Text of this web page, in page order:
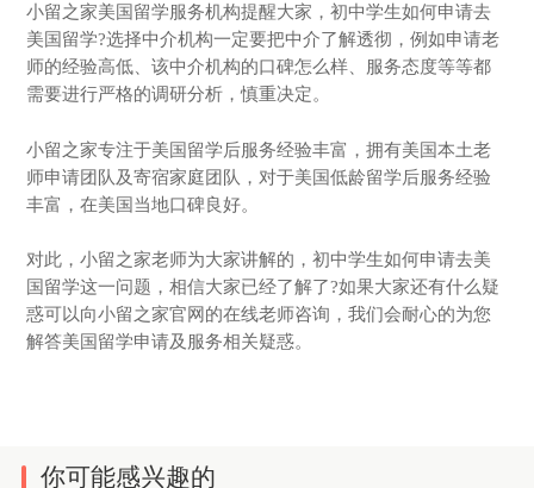
小留之家美国留学服务机构提醒大家，初中学生如何申请去
美国留学?选择中介机构一定要把中介了解透彻，例如申请老
师的经验高低、该中介机构的口碑怎么样、服务态度等等都
需要进行严格的调研分析，慎重决定。
小留之家专注于美国留学后服务经验丰富，拥有美国本土老
师申请团队及寄宿家庭团队，对于美国低龄留学后服务经验
丰富，在美国当地口碑良好。
对此，小留之家老师为大家讲解的，初中学生如何申请去美
国留学这一问题，相信大家已经了解了?如果大家还有什么疑
惑可以向小留之家官网的在线老师咨询，我们会耐心的为您
解答美国留学申请及服务相关疑惑。
你可能感兴趣的